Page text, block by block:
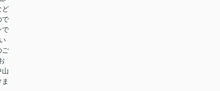
ど
で
で
ご
山